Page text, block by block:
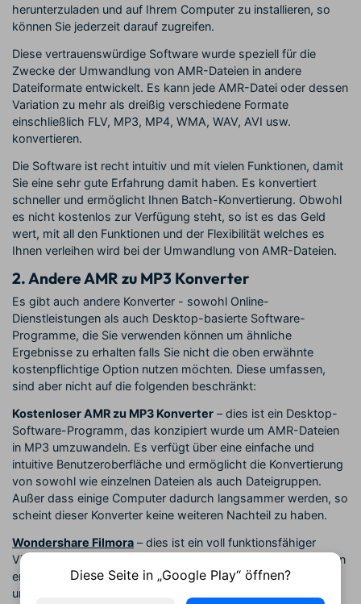
herunterzuladen und auf Ihrem Computer zu installieren, so
können Sie jederzeit darauf zugreifen.
Diese vertrauenswürdige Software wurde speziell für die
Zwecke der Umwandlung von AMR-Dateien in andere
Dateiformate entwickelt. Es kann jede AMR-Datei oder dessen
Variation zu mehr als dreißig verschiedene Formate
einschließlich FLV, MP3, MP4, WMA, WAV, AVI usw.
konvertieren.
Die Software ist recht intuitiv und mit vielen Funktionen, damit
Sie eine sehr gute Erfahrung damit haben. Es konvertiert
schneller und ermöglicht Ihnen Batch-Konvertierung. Obwohl
es nicht kostenlos zur Verfügung steht, so ist es das Geld
wert, mit all den Funktionen und der Flexibilität welches es
Ihnen verleihen wird bei der Umwandlung von AMR-Dateien.
2. Andere AMR zu MP3 Konverter
Es gibt auch andere Konverter - sowohl Online-
Dienstleistungen als auch Desktop-basierte Software-
Programme, die Sie verwenden können um ähnliche
Ergebnisse zu erhalten falls Sie nicht die oben erwähnte
kostenpflichtige Option nutzen möchten. Diese umfassen,
sind aber nicht auf die folgenden beschränkt:
Kostenloser AMR zu MP3 Konverter – dies ist ein Desktop-
Software-Programm, das konzipiert wurde um AMR-Dateien
in MP3 umzuwandeln. Es verfügt über eine einfache und
intuitive Benutzeroberfläche und ermöglicht die Konvertierung
von sowohl wie einzelnen Dateien als auch Dateigruppen.
Außer dass einige Computer dadurch langsammer werden, so
scheint dieser Konverter keine weiteren Nachteil zu haben.
Wondershare Filmora – dies ist ein voll funktionsfähiger
Video-und Audio Konverter. Abgesehen davon, dass es Ihnen
ermöglicht AMR-Dateien zu jedem beliebigen Format
umzuwandeln, so ermöglicht es Ihnen auch Dateien zu
Diese Seite in „Google Play“ öffnen?